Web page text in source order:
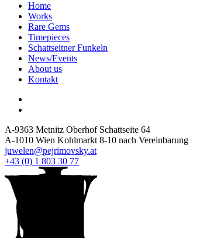
Home
Works
Rare Gems
Timepieces
Schattseitner Funkeln
News/Events
About us
Kontakt
A-9363 Metnitz Oberhof Schattseite 64
A-1010 Wien Kohlmarkt 8-10 nach Vereinbarung
juwelen@pejrimovsky.at
+43 (0) 1 803 30 77